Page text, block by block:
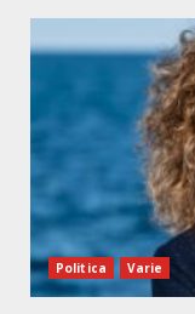
Politica Varie